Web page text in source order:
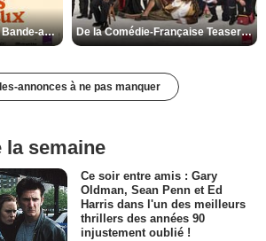
Les Matins merveilleux Bande-annonce VF De la Comédie-Française Teaser VF
annonces à ne pas manquer
la semaine
Ce soir entre amis : Gary
Oldman, Sean Penn et Ed
Harris dans l'un des meilleurs
thrillers des années 90
injustement oublié !